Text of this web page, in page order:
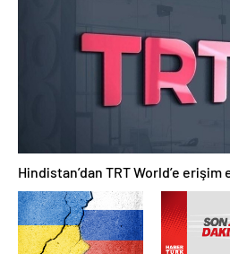
Hindistan’dan TRT World’e erişim